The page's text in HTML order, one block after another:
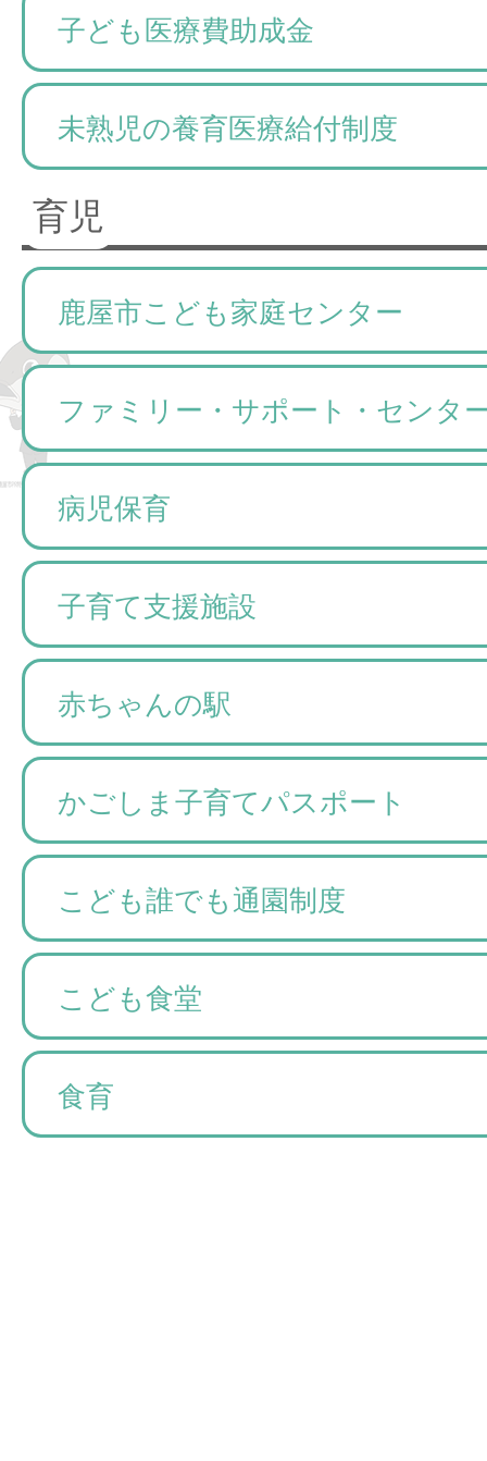
子ども医療費助成金
未熟児の養育医療給付制度
育児
鹿屋市こども家庭センター
ファミリー・サポート・センタ
病児保育
子育て支援施設
赤ちゃんの駅
かごしま子育てパスポート
こども誰でも通園制度
こども食堂
食育